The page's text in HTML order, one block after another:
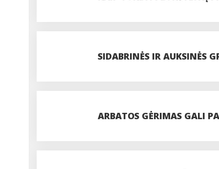
SIDABRINĖS IR AUKSINĖS
ARBATOS GĖRIMAS GALI